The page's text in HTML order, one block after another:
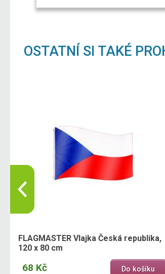
OSTATNÍ SI TAKÉ
FLAGMASTER Vlajka Česká republika,
120 x 80 cm
68 Kč Do košíku